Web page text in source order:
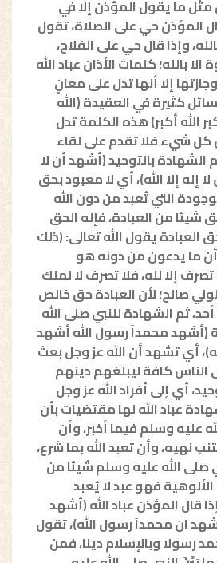
ما يقول المؤذن إلا في
المؤذن حي على الصلاة، تقول
وإذا قال حي على الفلاح،
بالله؛ كلمات الأذان عباد الله
إلا أنها تدل على معانٍ
كثيرة في العقيدة (الله
الله أكبر) هذه الكلمة تدل
كل شيء فلا تقدم على لقاء
الشهادة بالتوحيد (أشهد أن لا
إله إلا الله)، أي لا معبود بحق
التي تُعبد من دون الله
شيئا من العبادة، فإله الحق
العبادة يقول الله تعالى: (ذلك
ما يدعون من دونه هو
تصرف إلا لله، فلا تصرف لا لملك
صالح؛ لأن العبادة حق خالص
ثم الشهادة للنبي صلى الله
(أشهد محمداً رسول الله أشهد
أي تشهد أن الله عز وجل بعث
الناس كافة ليبلغهم دينهم
أي إلى أفراد الله عز وجل
عباد الله لها مقتضيات بأن
عليه وسلم فيما أخبر، وأن
نهيه، وأن تعبد الله بما شرع،
صلى الله عليه وسلم شيئا من
فهو عبد لا يٌعبد
قال المؤذن عباد الله (أشهد
ان محمداً رسول الله)، تقول
رسولا وبالإسلام دينا، فمن